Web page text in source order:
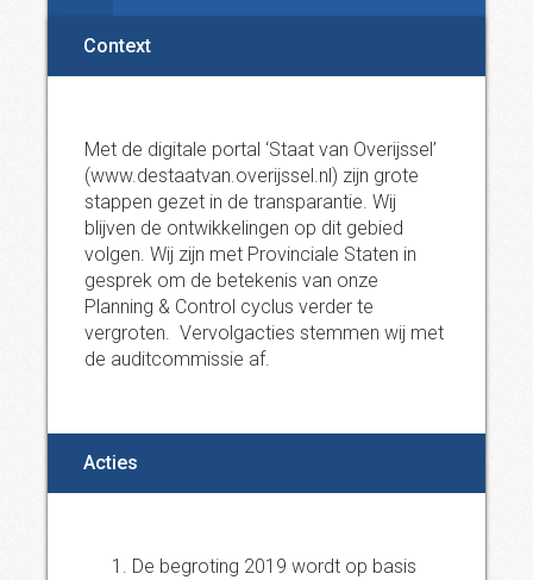
Context
Met de digitale portal ‘Staat van Overijssel’
(www.destaatvan.overijssel.nl) zijn grote
stappen gezet in de transparantie. Wij
blijven de ontwikkelingen op dit gebied
volgen. Wij zijn met Provinciale Staten in
gesprek om de betekenis van onze
Planning & Control cyclus verder te
vergroten. Vervolgacties stemmen wij met
de auditcommissie af.
Acties
De begroting 2019 wordt op basis